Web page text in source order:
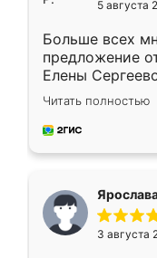
5 августа
Больше всех
предложение
Елены
короткие
для замера
предложил по
Читать полностью
3 августа